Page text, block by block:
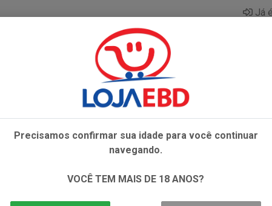
Já
BEBIDAS CONGELADOS HIGIENE E
Precisamos confirmar sua idade para você continuar
navegando.
VOCÊ TEM MAIS DE 18 ANOS?